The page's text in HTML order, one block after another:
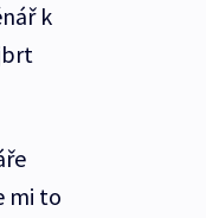
k
mi to